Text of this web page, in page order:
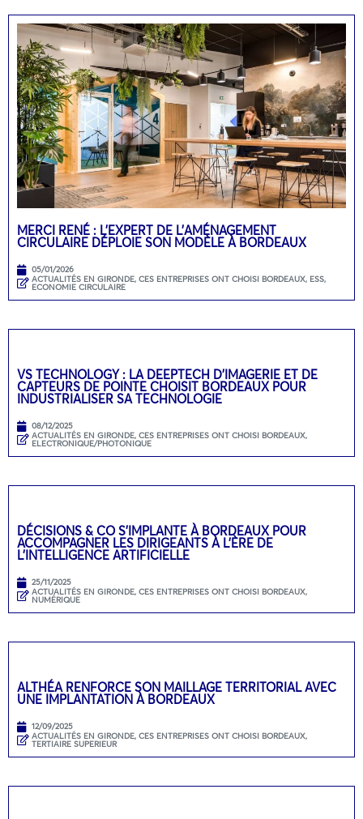
MERCI RENÉ : L’EXPERT DE L’AMÉNAGEMENT
CIRCULAIRE DÉPLOIE SON MODÈLE À BORDEAUX
05/01/2026
ACTUALITÉS EN GIRONDE, CES ENTREPRISES ONT CHOISI BORDEAUX, ESS,
ECONOMIE CIRCULAIRE
VS TECHNOLOGY : LA DEEPTECH D’IMAGERIE ET DE
CAPTEURS DE POINTE CHOISIT BORDEAUX POUR
INDUSTRIALISER SA TECHNOLOGIE
08/12/2025
ACTUALITÉS EN GIRONDE, CES ENTREPRISES ONT CHOISI BORDEAUX,
ELECTRONIQUE/PHOTONIQUE
DÉCISIONS & CO S’IMPLANTE À BORDEAUX POUR
ACCOMPAGNER LES DIRIGEANTS À L’ÈRE DE
L’INTELLIGENCE ARTIFICIELLE
25/11/2025
ACTUALITÉS EN GIRONDE, CES ENTREPRISES ONT CHOISI BORDEAUX,
NUMÉRIQUE
ALTHÉA RENFORCE SON MAILLAGE TERRITORIAL AVEC
UNE IMPLANTATION À BORDEAUX
12/09/2025
ACTUALITÉS EN GIRONDE, CES ENTREPRISES ONT CHOISI BORDEAUX,
TERTIAIRE SUPERIEUR